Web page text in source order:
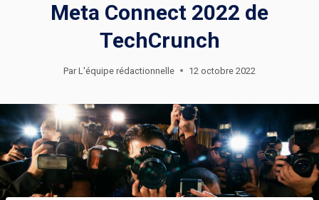
Meta Connect 2022 de
TechCrunch
Par L'équipe rédactionnelle 12 octobre 2022